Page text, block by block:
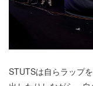
STUTSは自らラップ